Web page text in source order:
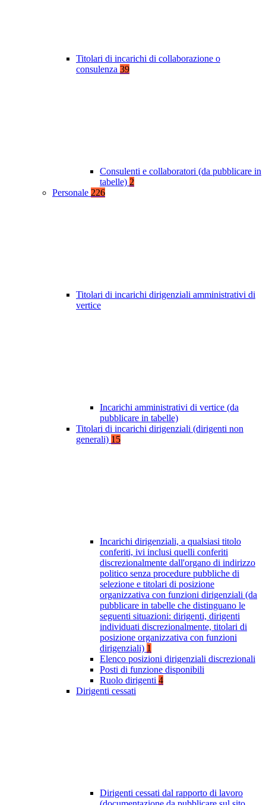
Titolari di incarichi di collaborazione o
consulenza 39
Consulenti e collaboratori (da pubblicare in
tabelle) 2
Personale 226
Titolari di incarichi dirigenziali amministrativi di
vertice
Incarichi amministrativi di vertice (da
pubblicare in tabelle)
Titolari di incarichi dirigenziali (dirigenti non
generali) 15
Incarichi dirigenziali, a qualsiasi titolo
conferiti, ivi inclusi quelli conferiti
discrezionalmente dall'organo di indirizzo
politico senza procedure pubbliche di
selezione e titolari di posizione
organizzativa con funzioni dirigenziali (da
pubblicare in tabelle che distinguano le
seguenti situazioni: dirigenti, dirigenti
individuati discrezionalmente, titolari di
posizione organizzativa con funzioni
dirigenziali) 1
Elenco posizioni dirigenziali discrezionali
Posti di funzione disponibili
Ruolo dirigenti 4
Dirigenti cessati
Dirigenti cessati dal rapporto di lavoro